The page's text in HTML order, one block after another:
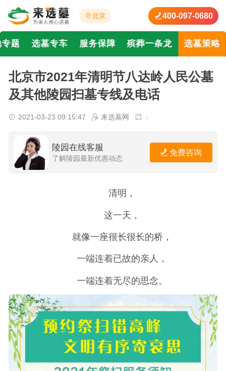
北京 400-097-0680
题 选墓专车 服务保障 殡葬一条龙 选墓策略
北京市2021年清明节八达岭人民公墓
及其他陵园扫墓专线及电话
2021-03-23 09:15:47 来选墓网
陵园在线客服
了解陵园最新优惠动态
免费咨询
清明，
这一天，
就像一座很长很长的桥，
一端连着已故的亲人，
一端连着无尽的思念。